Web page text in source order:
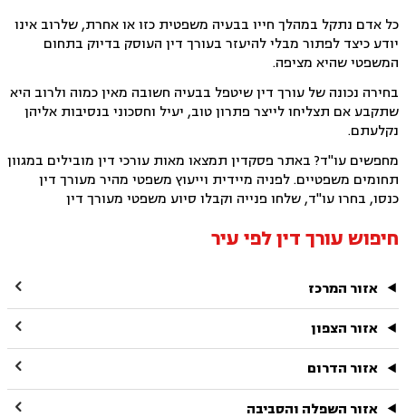
כל אדם נתקל במהלך חייו בבעיה משפטית כזו או אחרת, שלרוב אינו
יודע כיצד לפתור מבלי להיעזר בעורך דין העוסק בדיוק בתחום
המשפטי שהיא מציפה.
בחירה נכונה של עורך דין שיטפל בבעיה חשובה מאין כמוה ולרוב היא
שתקבע אם תצליחו לייצר פתרון טוב, יעיל וחסכוני בנסיבות אליהן
נקלעתם.
מחפשים עו"ד? באתר פסקדין תמצאו מאות עורכי דין מובילים במגוון
תחומים משפטיים. לפניה מיידית וייעוץ משפטי מהיר מעורך דין
כנסו, בחרו עו"ד, שלחו פנייה וקבלו סיוע משפטי מעורך דין
חיפוש עורך דין לפי עיר
אזור המרכז 
אזור הצפון 
אזור הדרום 
אזור השפלה והסביבה 